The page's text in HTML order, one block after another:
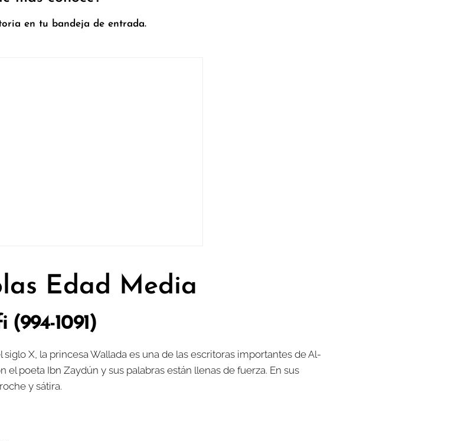
en tu bandeja de entrada.
Edad Media
1091)
X, la princesa Wallada es una de las escritoras importantes de Al-
poeta Ibn Zaydún y sus palabras están llenas de fuerza. En sus
y sátira.